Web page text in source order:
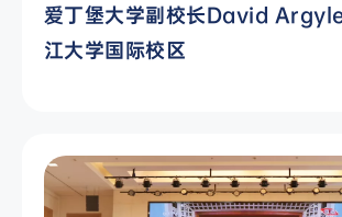
爱丁堡大学副校长David
江大学国际校区